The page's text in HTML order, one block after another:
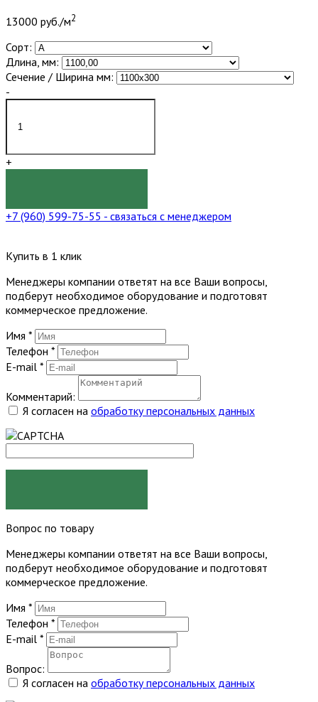
13000 руб./м2
Сорт:
Длина, мм:
Сечение / Ширина мм:
-
+
+7 (960) 599-75-55 - связаться с менеджером
Купить в 1 клик
Менеджеры компании ответят на все Ваши вопросы,
подберут необходимое оборудование и подготовят
коммерческое предложение.
Имя *
Телефон *
E-mail *
Комментарий:
Я согласен на обработку персональных данных
Вопрос по товару
Менеджеры компании ответят на все Ваши вопросы,
подберут необходимое оборудование и подготовят
коммерческое предложение.
Имя *
Телефон *
E-mail *
Вопрос:
Я согласен на обработку персональных данных